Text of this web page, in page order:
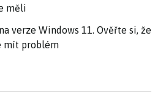
měli
verze Windows 11. Ověřte si, že
mít problém